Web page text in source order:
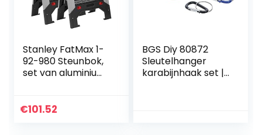
Stanley FatMax 1-
92-980 Steunbok,
set van aluminium
verstelbare
€101.52
BGS Diy 80872
Sleutelhanger
karabijnhaak set |